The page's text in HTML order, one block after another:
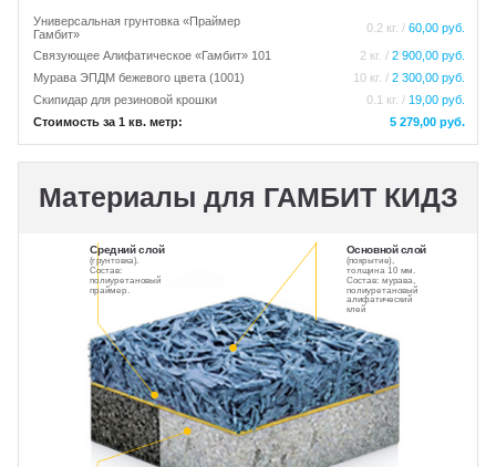
Универсальная грунтовка «Праймер
Гамбит»
0.2 кг. / 60,00 руб.
Связующее Алифатическое «Гамбит» 101 2 кг. / 2 900,00 руб.
Мурава ЭПДМ бежевого цвета (1001)
10 кг. / 2 300,00 руб.
Скипидар для резиновой крошки
0.1 кг. / 19,00 руб.
Стоимость за 1 кв. метр:
5 279,00 руб.
Материалы для ГАМБИТ КИДЗ
Средний слой
(грунтовка).
Состав:
полиуретановый
праймер.
Основной слой
(покрытие),
толщина 10 мм.
Состав: мурава,
полиуретановый
алифатический
клей